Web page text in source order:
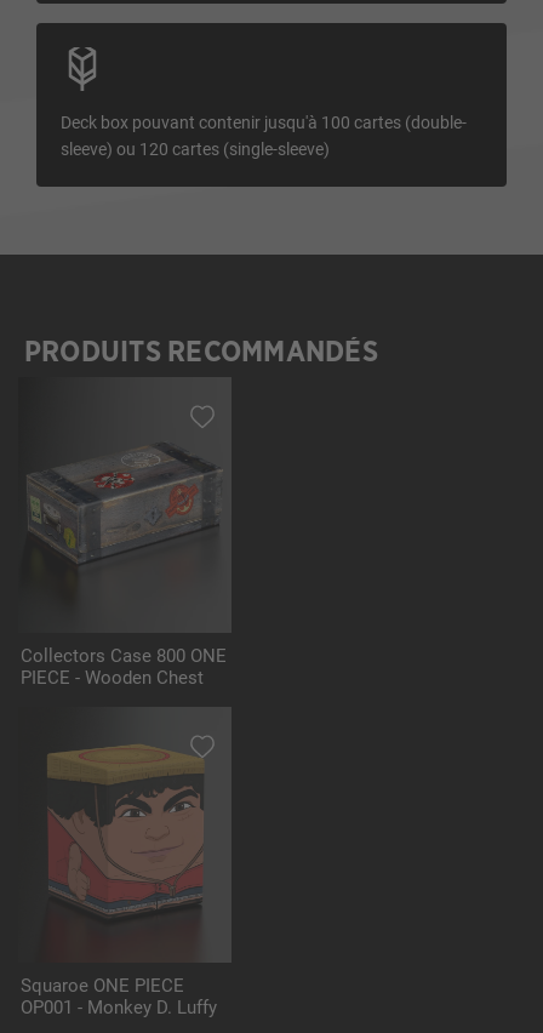
Deck box pouvant contenir jusqu'à 100 cartes (double-
sleeve) ou 120 cartes (single-sleeve)
Ignorer la galerie de produits
PRODUITS RECOMMANDÉS
Collectors Case 800 ONE
PIECE - Wooden Chest
Squaroe ONE PIECE
OP001 - Monkey D. Luffy